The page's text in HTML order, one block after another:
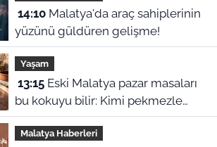
14:10Malatya'da araç sahiplerinin
yüzünü güldüren gelişme!
Yaşam
13:15Eski Malatya pazar masaları
bu kokuyu bilir: Kimi pekmezle
yedi kimi yağla, işte o harle
Malatya Haberleri